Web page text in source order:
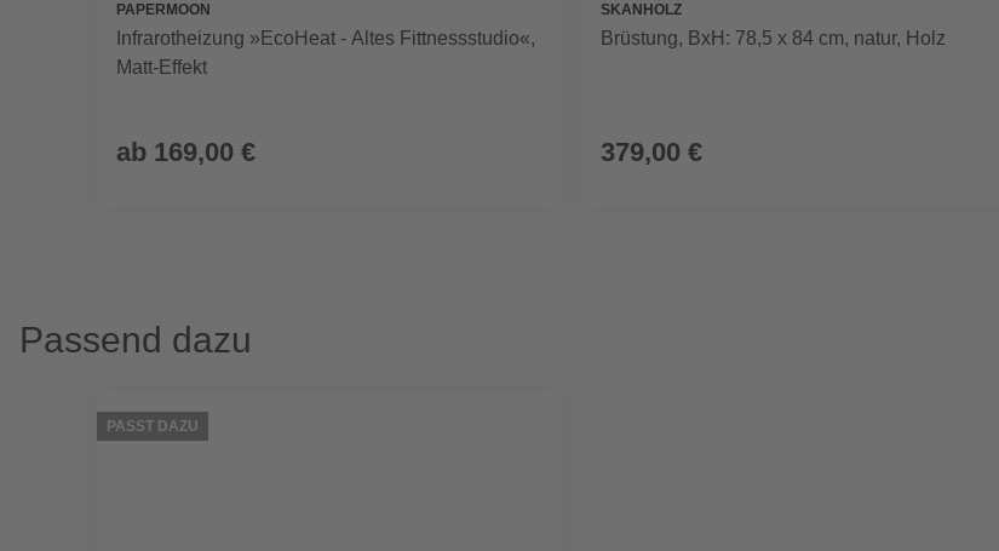
PAPERMOON
Infrarotheizung »EcoHeat - Altes Fittnessstudio«,
Matt-Effekt
ab 169,00 €
SKANHOLZ
Brüstung, BxH: 78,5 x 84 cm, natur, Holz
379,00 €
Passend dazu
PASST DAZU